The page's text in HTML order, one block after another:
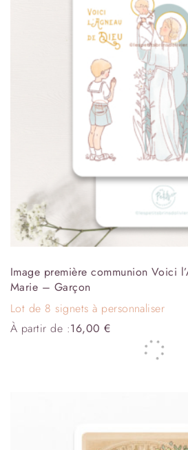
Image première communion Voici
Marie – Garçon
Lot de 8 signets à personnaliser
À partir de :16,00€